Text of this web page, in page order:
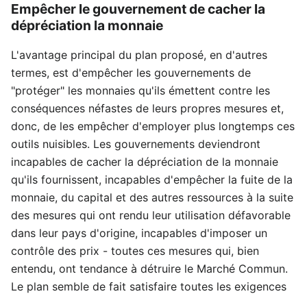
Empêcher le gouvernement de cacher la
dépréciation la monnaie
L'avantage principal du plan proposé, en d'autres
termes, est d'empêcher les gouvernements de
"protéger" les monnaies qu'ils émettent contre les
conséquences néfastes de leurs propres mesures et,
donc, de les empêcher d'employer plus longtemps ces
outils nuisibles. Les gouvernements deviendront
incapables de cacher la dépréciation de la monnaie
qu'ils fournissent, incapables d'empêcher la fuite de la
monnaie, du capital et des autres ressources à la suite
des mesures qui ont rendu leur utilisation défavorable
dans leur pays d'origine, incapables d'imposer un
contrôle des prix - toutes ces mesures qui, bien
entendu, ont tendance à détruire le Marché Commun.
Le plan semble de fait satisfaire toutes les exigences